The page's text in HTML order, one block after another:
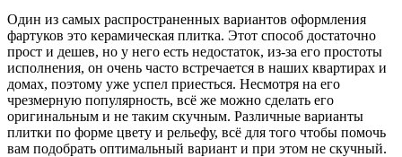
Один из самых распространенных вариантов оформления
фартуков это керамическая плитка. Этот способ достаточно
прост и дешев, но у него есть недостаток, из-за его простоты
исполнения, он очень часто встречается в наших квартирах и
домах, поэтому уже успел приесться. Несмотря на его
чрезмерную популярность, всё же можно сделать его
оригинальным и не таким скучным. Различные варианты
плитки по форме цвету и рельефу, всё для того чтобы помочь
вам подобрать оптимальный вариант и при этом не скучный.